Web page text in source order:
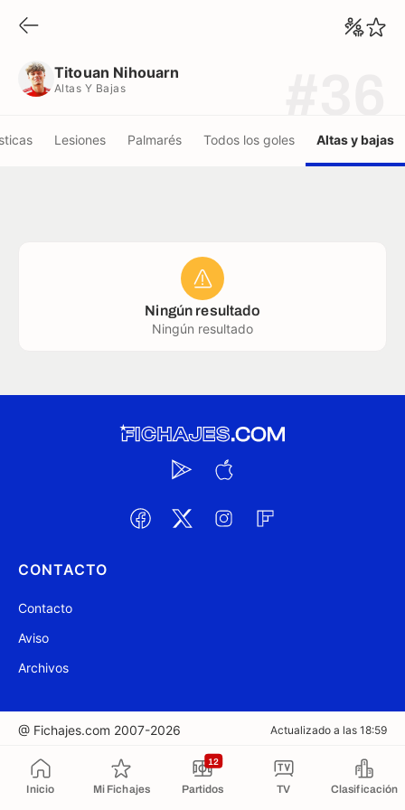
Inicio Mi Fichajes Partidos
12
TV Clasificación
Titouan Nihouarn
Altas Y Bajas
Lesiones Palmarés Todos los goles Altas y bajas
Ningún resultado
Ningún resultado
CONTACTO
Contacto
Aviso
Archivos
@ Fichajes.com 2007-2026 Actualizado a las 18:59
Copiado al portapapeles